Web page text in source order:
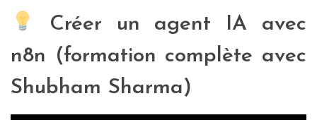
Créer un agent IA avec
n8n (formation complète avec
Shubham Sharma)